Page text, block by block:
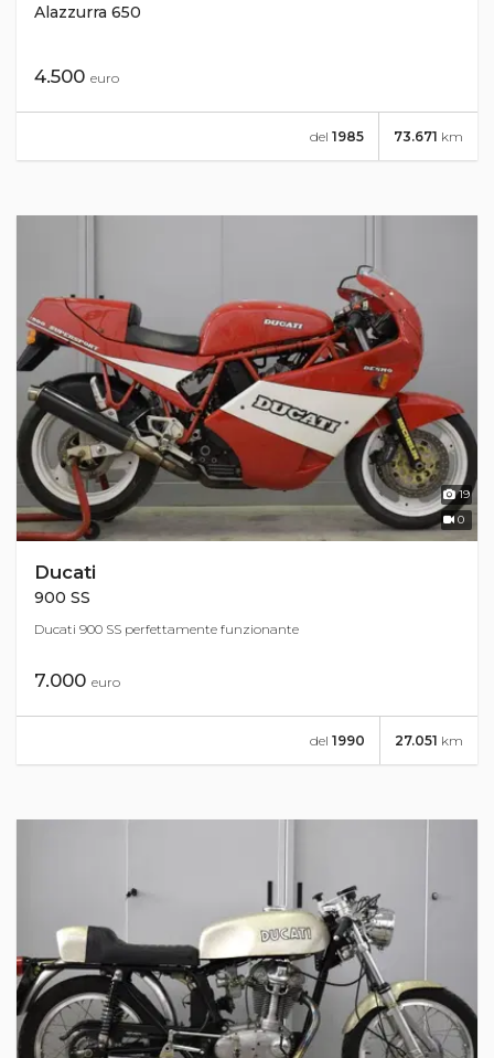
Alazzurra 650
4.500 euro
73.671 km
del 1985
19
0
Ducati
900 SS
Ducati 900 SS perfettamente funzionante
7.000 euro
27.051 km
del 1990